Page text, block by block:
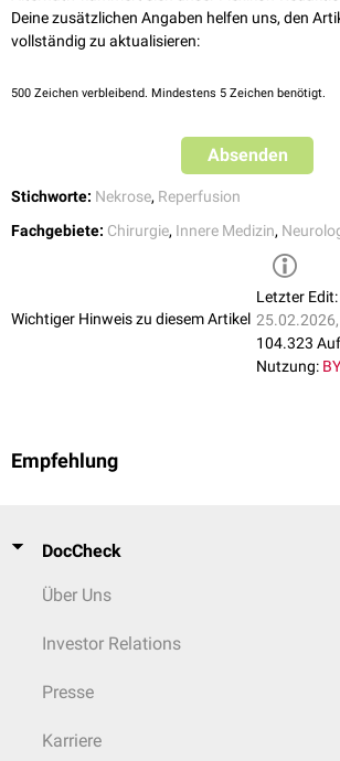
Kalium, Myoglobin und Laktat werden aus dem
ausgeschwemmt und verursachen:
Herzrhythmusstörungen)
DiuretikaundBicarbonatsollten nicht
eingesetzt werden, sondern nur selektiv nach
Evaluation und ggf.Fasziotomie indiziert.
Deine zusätzlichen Angaben helfen uns, den
vollständig zu aktualisieren:
500 Zeichen verbleibend. Mindestens 5 Zeichen benötigt.
Absenden
Stichworte: Nekrose, Reperfusion
Fachgebiete: Chirurgie, Innere Medizin,
Wichtiger Hinweis zu diesem Artikel
Letzter Edit:
104.323
Nutzung:
Empfehlung
DocCheck
Über Uns
Investor Relations
Presse
Karriere